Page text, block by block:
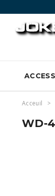
Acceuil
WD-